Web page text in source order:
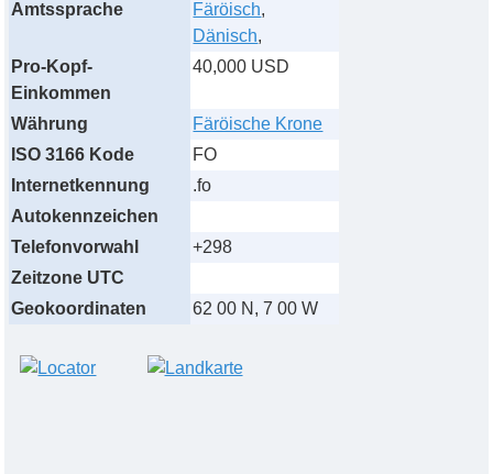
Amtssprache
Färöisch,
Dänisch,
Pro-Kopf-
Einkommen
40,000 USD
Währung
Färöische Krone
ISO 3166 Kode
FO
Internetkennung
.fo
Autokennzeichen
Telefonvorwahl
+298
Zeitzone UTC
Geokoordinaten
62 00 N, 7 00 W